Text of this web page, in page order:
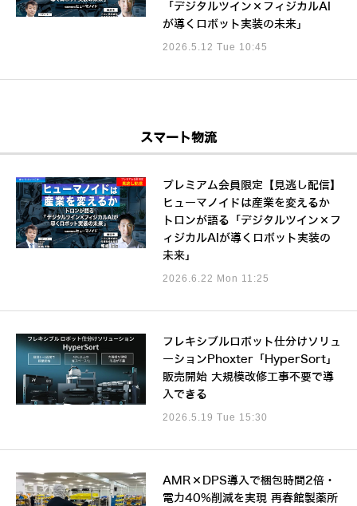
「デジタルツイン×フィジカルAI
が導くロボット実装の未来」
2026.5.12 Tue 10:45
スマート物流
プレミアム会員限定【見逃し配信】
ヒューマノイドは産業を変えるか
トロンが語る「デジタルツイン×フ
ィジカルAIが導くロボット実装の
未来」
2026.6.22 Mon 11:25
フレキシブルロボット仕分けソリュ
ーションPhoxter「HyperSort」
販売開始 大規模改修工事不要で導
入できる
2026.5.19 Tue 15:30
AMR×DPS導入で梱包時間2倍・
電力40%削減を実現 再春館製薬所